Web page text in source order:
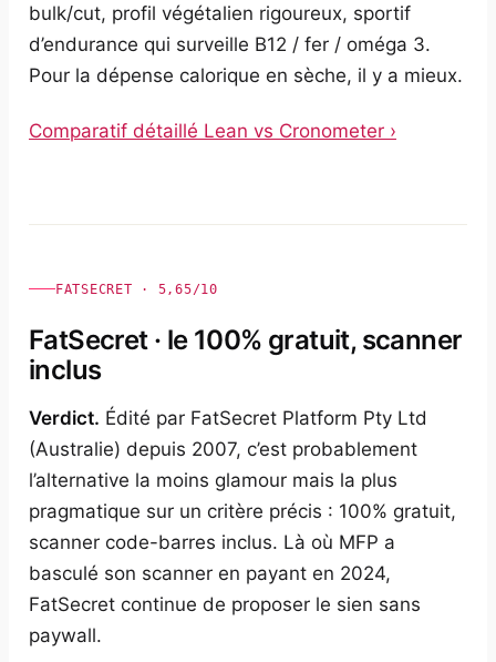
bulk/cut, profil végétalien rigoureux, sportif
d’endurance qui surveille B12 / fer / oméga 3.
Pour la dépense calorique en sèche, il y a mieux.
Comparatif détaillé Lean vs Cronometer ›
FATSECRET · 5,65/10
FatSecret · le 100% gratuit, scanner
inclus
Verdict. Édité par FatSecret Platform Pty Ltd
(Australie) depuis 2007, c’est probablement
l’alternative la moins glamour mais la plus
pragmatique sur un critère précis : 100% gratuit,
scanner code-barres inclus. Là où MFP a
basculé son scanner en payant en 2024,
FatSecret continue de proposer le sien sans
paywall.